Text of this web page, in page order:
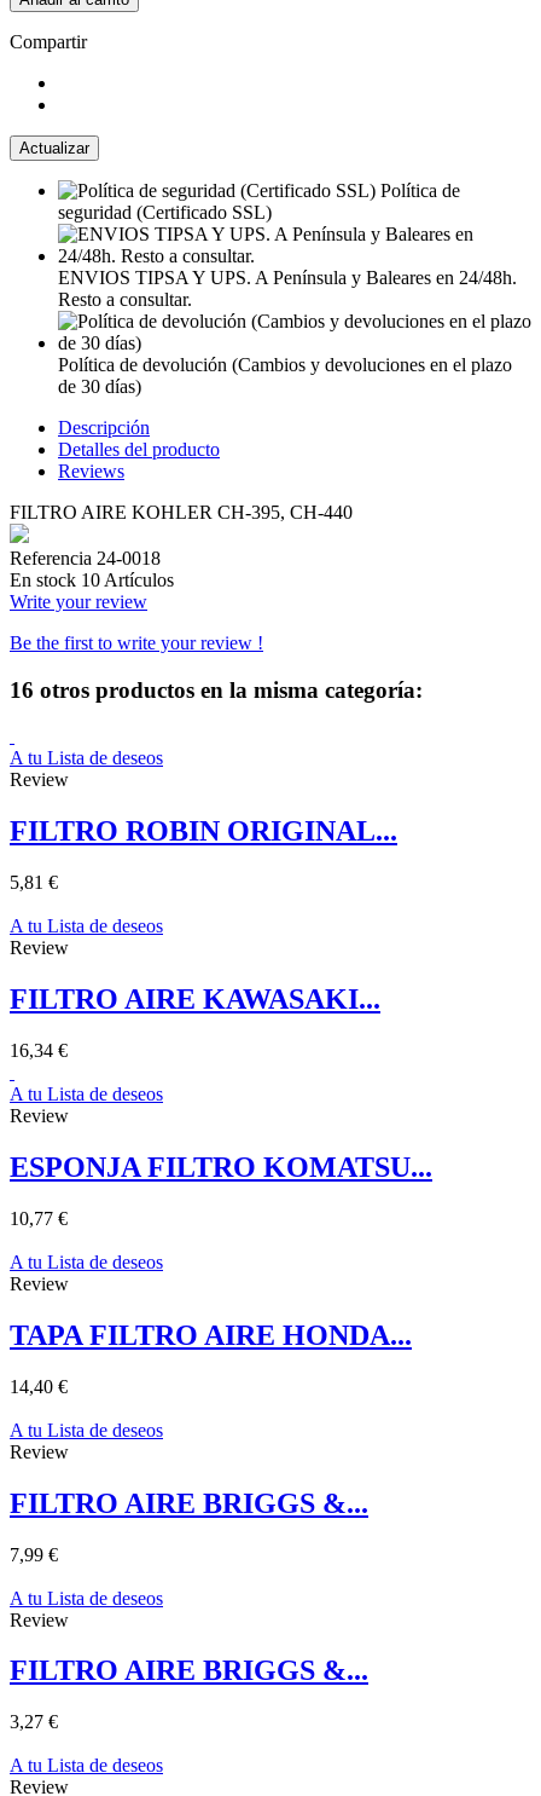
Compartir
Política de
seguridad (Certificado SSL)
ENVIOS TIPSA Y UPS. A Península y Baleares en 24/48h.
Resto a consultar.
Política de devolución (Cambios y devoluciones en el plazo
de 30 días)
Descripción
Detalles del producto
Reviews
FILTRO AIRE KOHLER CH-395, CH-440
Referencia 24-0018
En stock 10 Artículos
Write your review
Be the first to write your review !
16 otros productos en la misma categoría:
A tu Lista de deseos
Review
FILTRO ROBIN ORIGINAL...
5,81 €
A tu Lista de deseos
Review
FILTRO AIRE KAWASAKI...
16,34 €
A tu Lista de deseos
Review
ESPONJA FILTRO KOMATSU...
10,77 €
A tu Lista de deseos
Review
TAPA FILTRO AIRE HONDA...
14,40 €
A tu Lista de deseos
Review
FILTRO AIRE BRIGGS &...
7,99 €
A tu Lista de deseos
Review
FILTRO AIRE BRIGGS &...
3,27 €
A tu Lista de deseos
Review